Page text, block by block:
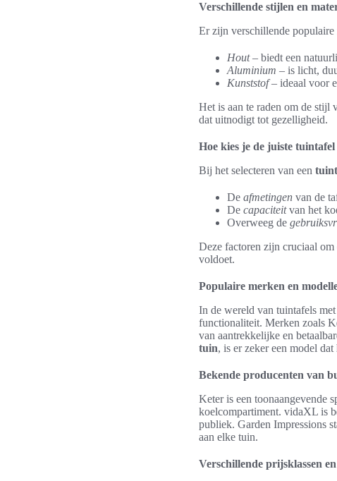
Verschillende stijlen en
Er zijn verschillende
Hout– biedt een
Aluminium – is licht,
Kunststof– ideaal voor
Het is aan te raden om de stijl
dat uitnodigt tot gezelligheid.
Hoe kies je de juiste
Bij het selecteren van een
De afmetingen van de
De capaciteitvan het
Overweeg de
Deze factoren zijn cruciaal
voldoet.
Populaire merken en
In de wereld van tuintafels
functionaliteit. Merken zoals
van aantrekkelijke en
tuin, is er zeker een model
Bekende producenten van
Keter is een toonaangevende
koelcompartiment. vidaXL is
publiek. Garden Impressions
aan elke tuin.
Verschillende prijsklassen